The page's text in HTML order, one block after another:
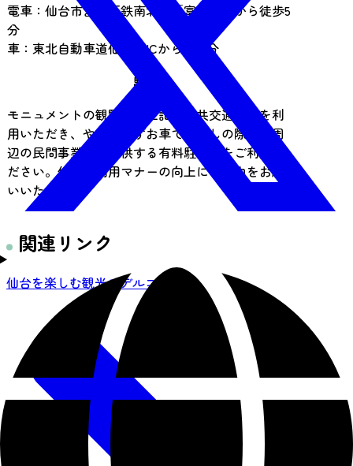
電車：仙台市営地下鉄南北線「富沢駅」から徒歩5
分
車：東北自動車道仙台南ICから約15分
駐車場
モニュメントの観覧は、上記の公共交通機関を利
用いただき、やむを得ずお車でお越しの際は、周
辺の民間事業者が提供する有料駐車場をご利用く
ださい。体育館利用マナーの向上にご協力をお願
いいたします。
関連リンク
仙台を楽しむ観光モデルコース